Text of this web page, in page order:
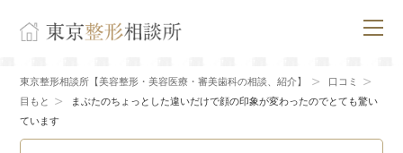
東京整形相談所【美容整形・美容医療・審美歯科の相談、紹介】
口コミ
目もと
まぶたのちょっとした違いだけで顔の印象が変わったのでとても驚い
ています